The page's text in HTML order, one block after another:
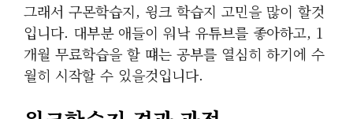
그래서 구몬학습지, 윙크 학습지 고민을 많이 할것
입니다. 대부분 애들이 워낙 유튜브를 좋아하고, 1
개월 무료학습을 할 떄는 공부를 열심히 하기에 수
월히 시작할 수 있을것입니다.